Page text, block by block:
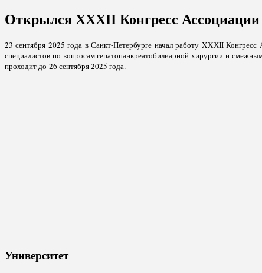
Открылся XXХII Конгресс Ассоциации
23 сентября 2025 года в Санкт-Петербурге начал работу XXХII
специалистов по вопросам гепатопанкреатобилиарной хирургии и
проходит до 26 сентября 2025 года.
Университет